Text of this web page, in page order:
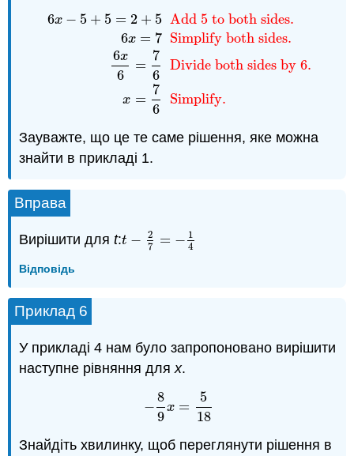
6x − 5 + 5 = 2 + 5
6x = 7
6x
6
=
7
6
x =
7
6
Add 5 to both sides.
Simplify both sides.
Divide both sides by 6.
Simplify.
+5 Add 5 to both sides.6x=7 Simplify
Зауважте, що це те саме рішення, яке можна
знайти в прикладі 1.
Вправа
Вирішити дляt:t − 2
7
= − 1
4
t−2 7= −14
Відповідь
Приклад 6
У прикладі 4 нам було запропоновано вирішити
наступне рівняння дляx.
−
8
9
x =
5
18
−89x =5 18
Знайдіть хвилинку, щоб переглянути рішення в